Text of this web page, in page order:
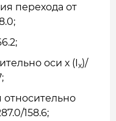
перехода от
оси х (I x)/
158.6;